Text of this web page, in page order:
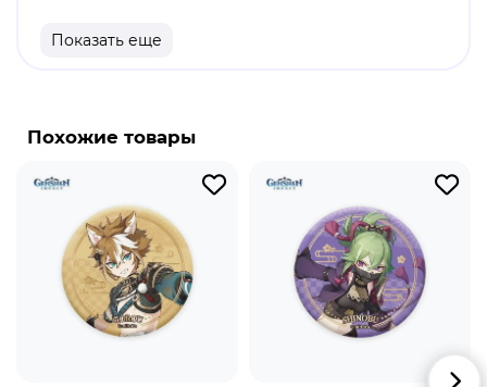
Оригинальный и официально лицензированный
Саю - играбельный Анемо персонаж в "Genshin
смотря на свой маленький рост, Саю идеально
справляется со своими обязанностями ниндзя.
Она в совершенстве овладела навыками
скрытности и превращения, хотя главным ее
талантом, пожалуй, будет навык найти время для
хорошего крепкого сна.
Показать еще
Похожие товары